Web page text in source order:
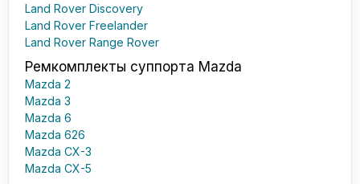
Land Rover Discovery
Land Rover Freelander
Land Rover Range Rover
Ремкомплекты суппорта Mazda
Mazda 2
Mazda 3
Mazda 6
Mazda 626
Mazda CX-3
Mazda CX-5